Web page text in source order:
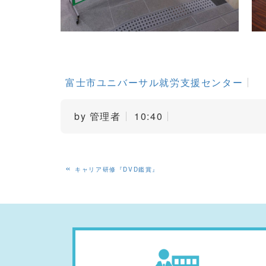
富士市ユニバーサル就労支援センター
by 管理者 10:40
« キャリア研修『DVD鑑賞』